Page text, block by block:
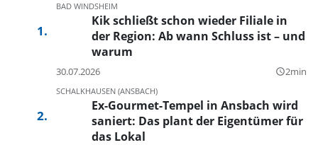
BAD WINDSHEIM
Kik schließt schon wieder Filiale in
der Region: Ab wann Schluss ist – und
warum
30.07.2026 query_builder2min
SCHALKHAUSEN (ANSBACH)
Ex-Gourmet-Tempel in Ansbach wird
saniert: Das plant der Eigentümer für
das Lokal